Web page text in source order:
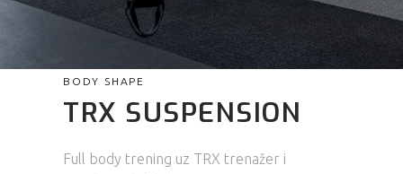
BODY SHAPE
TRX SUSPENSION
Full body trening uz TRX trenažer i